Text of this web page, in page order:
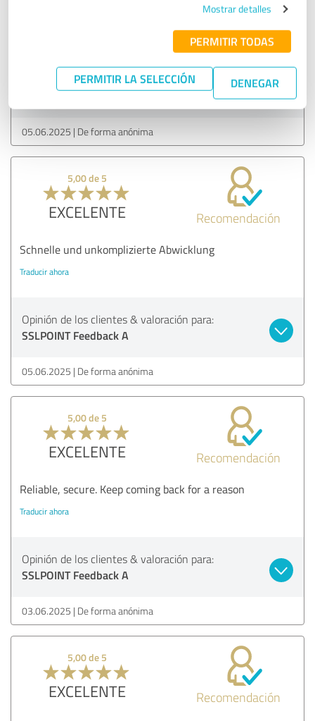
Mostrar detalles
PERMITIR TODAS
PERMITIR LA SELECCIÓN DENEGAR
Es muy fácil ampliar un certificado existente.
Opinión de los clientes & valoración para:
SSLPOINT Feedback A
05.06.2025 De forma anónima
5,00 de 5
EXCELENTE Recomendación
Schnelle und unkomplizierte Abwicklung
Traducir ahora
Opinión de los clientes & valoración para:
SSLPOINT Feedback A
05.06.2025 De forma anónima
5,00 de 5
EXCELENTE Recomendación
Reliable, secure. Keep coming back for a reason
Traducir ahora
Opinión de los clientes & valoración para:
SSLPOINT Feedback A
03.06.2025 De forma anónima
5,00 de 5
EXCELENTE Recomendación